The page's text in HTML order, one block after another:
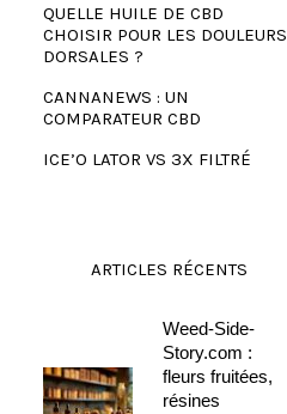
QUELLE HUILE DE CBD
CHOISIR POUR LES DOULEURS
DORSALES ?
CANNANEWS : UN
COMPARATEUR CBD
ICE’O LATOR VS 3X FILTRÉ
ARTICLES RÉCENTS
Weed-Side-
Story.com :
fleurs fruitées,
résines